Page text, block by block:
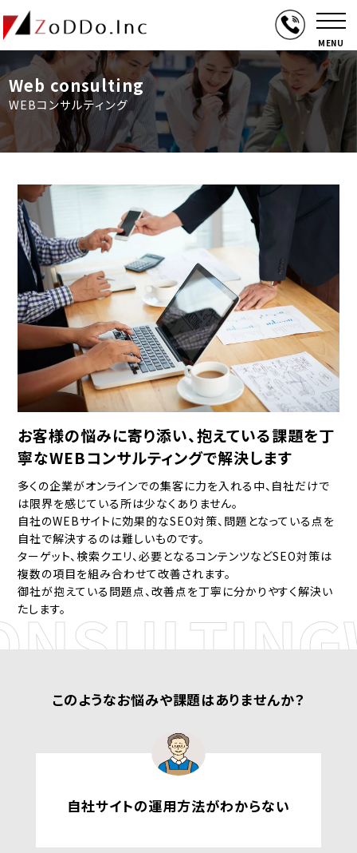
MENU
Web consulting
WEBコンサルティング
お客様の悩みに寄り添い、抱えている課題を丁
寧なWEBコンサルティングで解決します
多くの企業がオンラインでの集客に力を入れる中、自社だけで
は限界を感じている所は少なくありません。
自社のWEBサイトに効果的なSEO対策、問題となっている点を
自社で解決するのは難しいものです。
ターゲット、検索クエリ、必要となるコンテンツなどSEO対策は
複数の項目を組み合わせて改善されます。
御社が抱えている問題点、改善点を丁寧に分かりやすく解決い
たします。
このようなお悩みや課題はありませんか？
自社サイトの運用方法がわからない